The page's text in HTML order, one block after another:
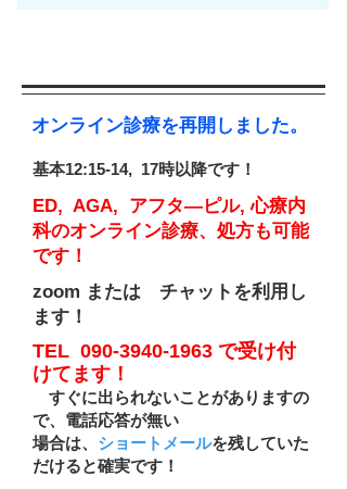
オンライン診療を再開しました。
​基本12:15-14, 17時以降です！
ED, AGA, アフタ―ピル, 心療内
科のオンライン診療、処方も可能
です！
zoom または チャットを利用し
ます！
TEL 090-3940-1963 で受け付
けてます！
すぐに出られないことがありますの
で、電話応答が無い
​場合は、 ショートメールを残していた
だけると確実です！